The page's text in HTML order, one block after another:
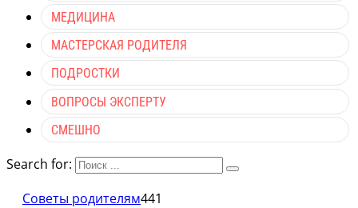
МЕДИЦИНА
МАСТЕРСКАЯ РОДИТЕЛЯ
ПОДРОСТКИ
ВОПРОСЫ ЭКСПЕРТУ
СМЕШНО
Search for:
Советы родителям441